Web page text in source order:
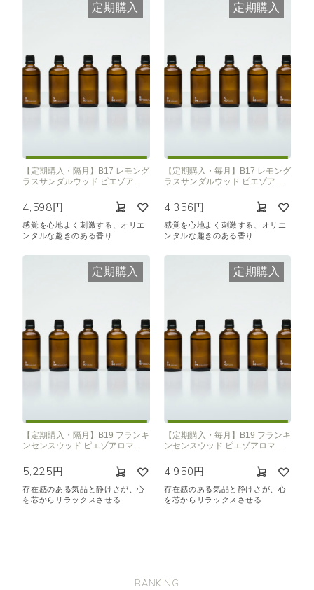
定期購入
【定期購入・隔月】B17 レモング
ラスサンダルウッド ピエゾア...
4,598円
感覚を心地よく刺激する、オリエ
ンタルな趣きのある香り
定期購入
【定期購入・毎月】B17 レモング
ラスサンダルウッド ピエゾア...
4,356円
感覚を心地よく刺激する、オリエ
ンタルな趣きのある香り
定期購入
【定期購入・隔月】B19 フランキ
ンセンスウッド ピエゾアロマ...
5,225円
存在感のある気品と静けさが、心
を芯からリラックスさせる
定期購入
【定期購入・毎月】B19 フランキ
ンセンスウッド ピエゾアロマ...
4,950円
存在感のある気品と静けさが、心
を芯からリラックスさせる
RANKING